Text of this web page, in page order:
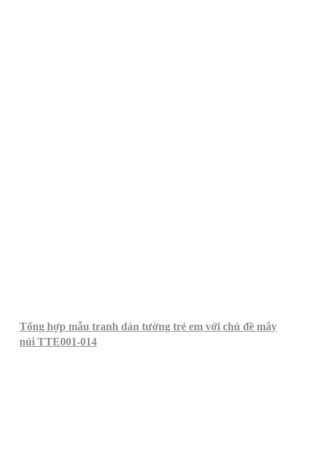
Tổng hợp mẫu tranh dán tường trẻ em với chủ đề mây
núi TTE001-014